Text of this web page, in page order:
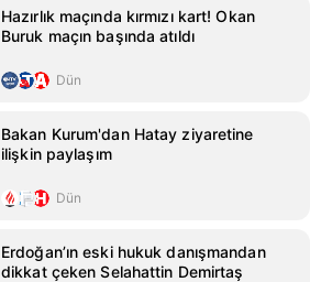
Hazırlık maçında kırmızı kart! Okan
Buruk maçın başında atıldı
Dün
Bakan Kurum'dan Hatay ziyaretine
ilişkin paylaşım
Dün
Erdoğan’ın eski hukuk danışmandan
dikkat çeken Selahattin Demirtaş